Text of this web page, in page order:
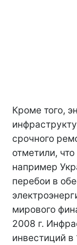
Кроме того,
срочного
отметили,
например
перебои в
мирового
2008 г.
инвестиций в